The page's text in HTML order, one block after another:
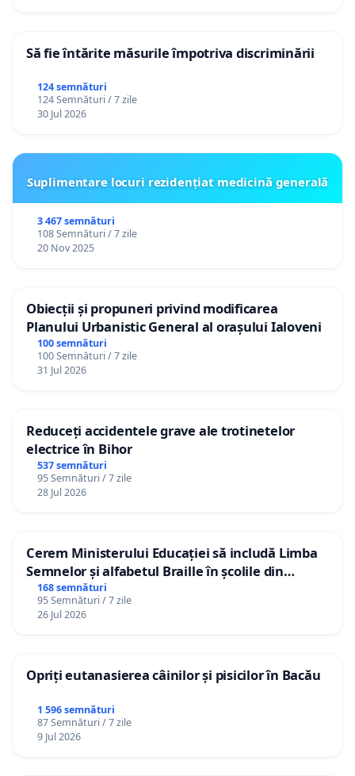
Să fie întărite măsurile împotriva discriminării
124 semnături
124 Semnături / 7 zile
30 Jul 2026
Suplimentare locuri rezidențiat medicină generală
3 467 semnături
108 Semnături / 7 zile
20 Nov 2025
Obiecții și propuneri privind modificarea
Planului Urbanistic General al orașului Ialoveni
100 semnături
100 Semnături / 7 zile
31 Jul 2026
Reduceți accidentele grave ale trotinetelor
electrice în Bihor
537 semnături
95 Semnături / 7 zile
28 Jul 2026
Cerem Ministerului Educației să includă Limba
Semnelor și alfabetul Braille în școlile din
Republica Moldova!
168 semnături
95 Semnături / 7 zile
26 Jul 2026
Opriți eutanasierea câinilor și pisicilor în Bacău
1 596 semnături
87 Semnături / 7 zile
9 Jul 2026